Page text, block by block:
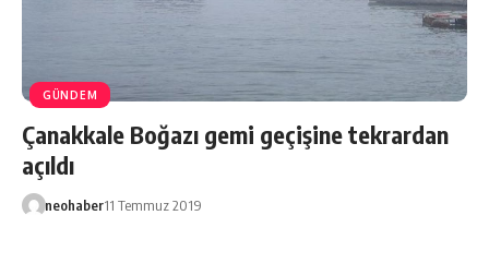
GÜNDEM
Çanakkale Boğazı gemi geçişine tekrardan
açıldı
neohaber11 Temmuz 2019